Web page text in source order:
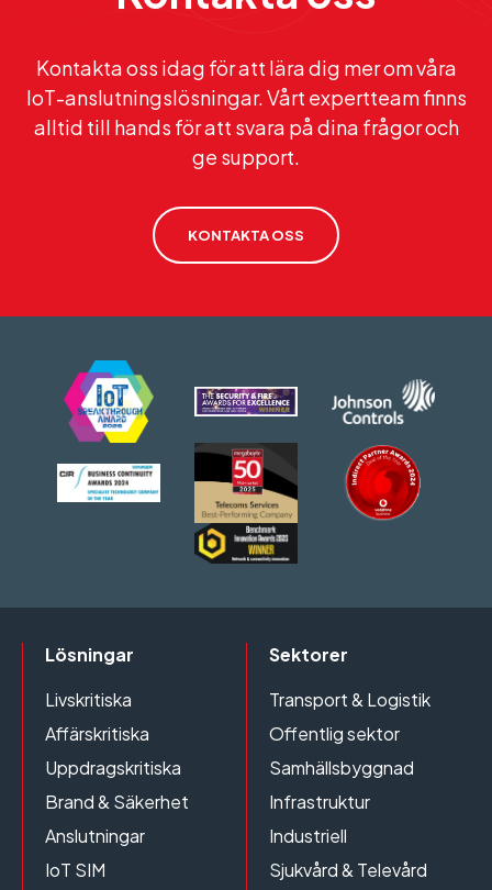
Kontakta oss idag för att lära dig mer om våra
IoT-anslutningslösningar. Vårt expertteam finns
alltid till hands för att svara på dina frågor och
ge support.
KONTAKTA OSS
Lösningar
Livskritiska
Affärskritiska
Uppdragskritiska
Brand & Säkerhet
Anslutningar
IoT SIM
Sektorer
Transport & Logistik
Offentlig sektor
Samhällsbyggnad
Infrastruktur
Industriell
Sjukvård & Televård